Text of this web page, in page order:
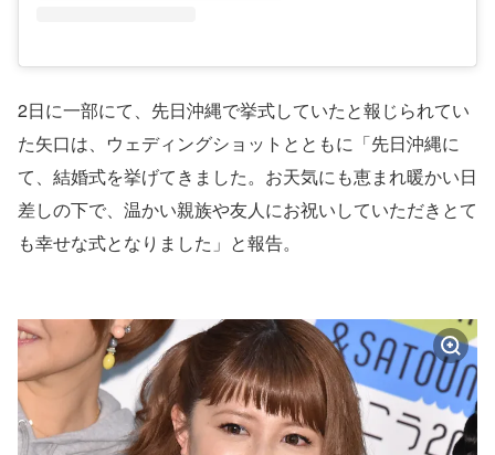
2日に一部にて、先日沖縄で挙式していたと報じられてい
た矢口は、ウェディングショットとともに「先日沖縄に
て、結婚式を挙げてきました。お天気にも恵まれ暖かい日
差しの下で、温かい親族や友人にお祝いしていただきとて
も幸せな式となりました」と報告。